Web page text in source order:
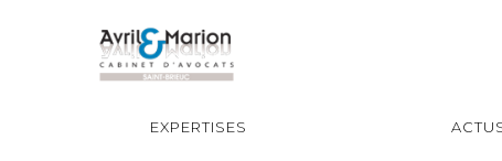
EXPERTISES